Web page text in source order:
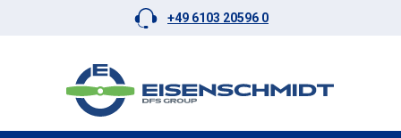
Zum Hauptinhalt springen+49 6103 20596 0